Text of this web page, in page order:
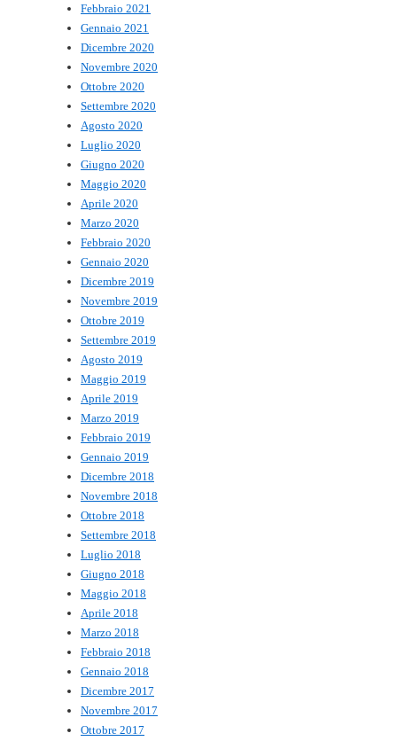
Febbraio 2021
Gennaio 2021
Dicembre 2020
Novembre 2020
Ottobre 2020
Settembre 2020
Agosto 2020
Luglio 2020
Giugno 2020
Maggio 2020
Aprile 2020
Marzo 2020
Febbraio 2020
Gennaio 2020
Dicembre 2019
Novembre 2019
Ottobre 2019
Settembre 2019
Agosto 2019
Maggio 2019
Aprile 2019
Marzo 2019
Febbraio 2019
Gennaio 2019
Dicembre 2018
Novembre 2018
Ottobre 2018
Settembre 2018
Luglio 2018
Giugno 2018
Maggio 2018
Aprile 2018
Marzo 2018
Febbraio 2018
Gennaio 2018
Dicembre 2017
Novembre 2017
Ottobre 2017